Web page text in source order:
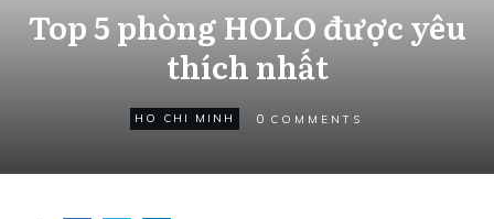
Top 5 phòng HOLO được yêu
thích nhất
HO CHI MINH 0 COMMENTS